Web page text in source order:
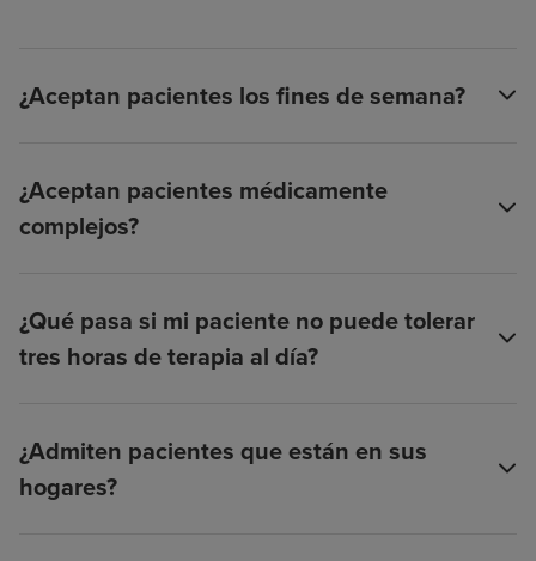
¿Aceptan pacientes los fines de semana?
¿Aceptan pacientes médicamente
complejos?
¿Qué pasa si mi paciente no puede tolerar
tres horas de terapia al día?
¿Admiten pacientes que están en sus
hogares?